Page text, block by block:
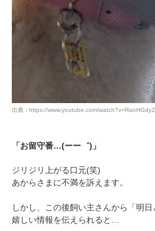
出典 : https://www.youtube.com/
「お留守番…(ーー゛)」
ジリジリ上がる口元(笑)
あからさまに不満を訴えます。
しかし、この後飼い主さんから「明
嬉しい情報を伝えられると…